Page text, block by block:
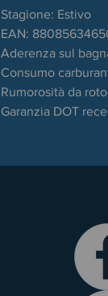
Stagione: Estivo
EAN:
Aderenza sul
Consumo
Rumorosità da
Garanzia DOT